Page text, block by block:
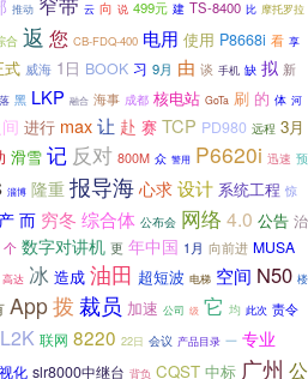
推动 云 向 说 499元 建 TS-8400 比 摩托罗拉
合 返 您 CB-FDQ-400 电用 使用 P8668i 看 享
式 威海 1日 BOOK 习 9月 由 谈 手机 缺 拟 新
落 黑 LKP 融合 海事 成都 核电站 GoTa 刷 的 体 河
进行 max让 赴 赛 TCP PD980 远程 3月
滑雪 记 反对 800M 众 警用 P6620i 迅速 预
淄博 隆重 报导海 心求 设计 系统工程 惊
而 穷冬 综合体 公布会 网络 4.0 公告 治
个 数字对讲机 更 年中国 1月 向前进 MUSA
高达 冰 造成 油田 超短波 电梯 空间 N50 楼
App拨 裁员 加速 公司 级 它 均 此次 责令
联网 8220 22日 会议 产品目录 一 专业
化 slr8000中继台 背负 CQST 中标 广州 公